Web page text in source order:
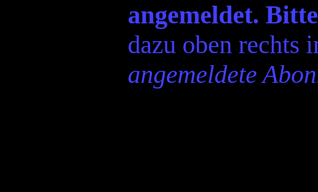
angemeldet.
dazu oben rechts
angemeldete